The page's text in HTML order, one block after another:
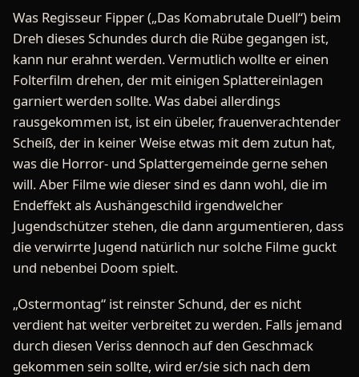
Was Regisseur Fipper („Das Komabrutale Duell“) beim
Dreh dieses Schundes durch die Rübe gegangen ist,
kann nur erahnt werden. Vermutlich wollte er einen
Folterfilm drehen, der mit einigen Splattereinlagen
garniert werden sollte. Was dabei allerdings
rausgekommen ist, ist ein übeler, frauenverachtender
Scheiß, der in keiner Weise etwas mit dem zutun hat,
was die Horror- und Splattergemeinde gerne sehen
will. Aber Filme wie dieser sind es dann wohl, die im
Endeffekt als Aushängeschild irgendwelcher
Jugendschützer stehen, die dann argumentieren, dass
die verwirrte Jugend natürlich nur solche Filme guckt
und nebenbei Doom spielt.
„Ostermontag“ ist reinster Schund, der es nicht
verdient hat weiter verbreitet zu werden. Falls jemand
durch diesen Veriss dennoch auf den Geschmack
gekommen sein sollte, wird er/sie sich nach dem